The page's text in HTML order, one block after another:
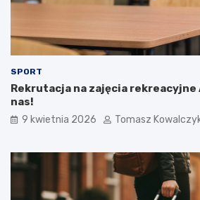
SPORT
Rekrutacja na zajęcia rekreacyjne
nas!
9 kwietnia 2026 Tomasz